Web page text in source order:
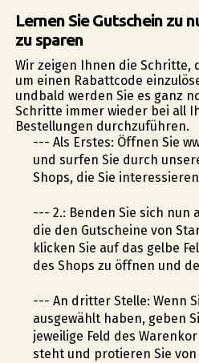
Lernen Sie Gutschein zu
zu sparen
Wir zeigen Ihnen die Schritte,
um einen Rabattcode
undbald werden Sie es ganz
Schritte immer wieder bei all
Bestellungen durchzuführen.
--- Als Erstes: Öffnen Sie
und surfen Sie durch
Shops, die Sie
--- 2.: Befinden Sie sich
die den Gutscheine von
klicken Sie auf das gelbe
des Shops zu öffnen und
--- An dritter Stelle: Wenn
ausgewählt haben, geben
jeweilige Feld des
steht und profitieren Sie